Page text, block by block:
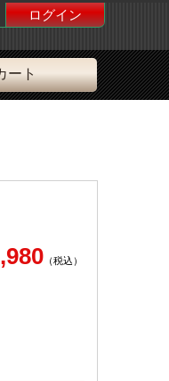
ログイン
ート
（税込）